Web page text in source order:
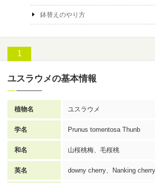
鉢替えのやり方
ユスラウメの基本情報
植物名 ユスラウメ
学名 Prunus tomentosa Thunb
和名 山桜桃梅、毛桜桃
英名 downy cherry、Nanking cherry